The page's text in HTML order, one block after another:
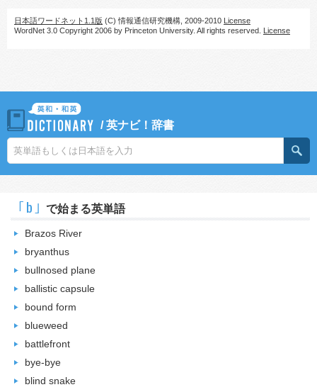
日本語ワードネット1.1版 (C) 情報通信研究機構, 2009-2010 License
WordNet 3.0 Copyright 2006 by Princeton University. All rights reserved. License
/英ナビ！辞書
｢b｣ で始まる英単語
Brazos River
bryanthus
bullnosed plane
ballistic capsule
bound form
blueweed
battlefront
bye-bye
blind snake